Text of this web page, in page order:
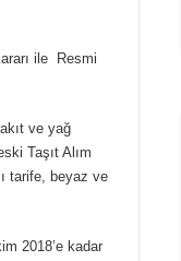
ile Resmi
ve yağ
Taşıt Alım
tarife, beyaz ve
2018’e kadar